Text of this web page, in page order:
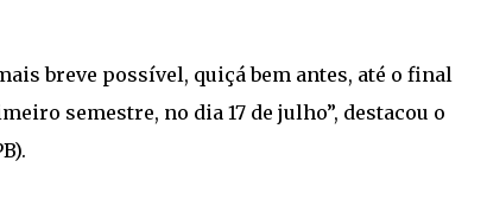
breve possível, quiçá bem antes, até o final
semestre, no dia 17 de julho”, destacou o